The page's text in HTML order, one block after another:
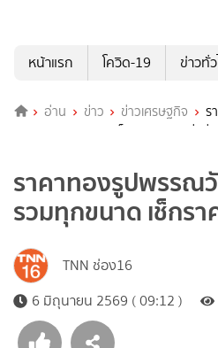
หน้าแรก
โควิด-19 ข่าวทั่
อ่าน ข่าว ข่าวเศรษฐกิจ
ร
2569 รวมทุกขนาด เช็กราคาทองแท่งล่าสุ
ราคาทองรูปพรรณ
รวมทุกขนาด เช็กร
TNN ช่อง16
6 มิถุนายน 2569 ( 09:12 )